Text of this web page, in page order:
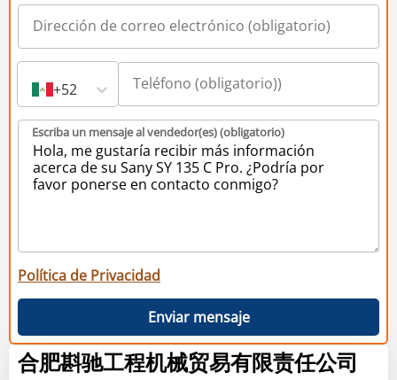
+52
Escriba un mensaje al vendedor(es) (obligatorio)
Política de Privacidad
Enviar mensaje
合肥斟驰工程机械贸易有限责任公司